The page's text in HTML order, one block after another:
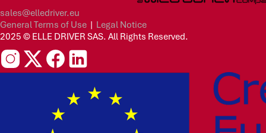
sales@elledriver.eu
General Terms of Use | Legal Notice
2025 © ELLE DRIVER SAS. All Rights Reserved.